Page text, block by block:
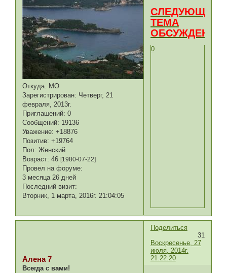
Откуда: МО
Зарегистрирован: Четверг, 21
февраля, 2013г.
Приглашений: 0
Сообщений: 19136
Уважение: +18876
Позитив: +19764
Пол: Женский
Возраст: 46[1980-07-22]
Провел на форуме:
3 месяца 26 дней
Последний визит:
Вторник, 1 марта, 2016г. 21:04:05
СЛЕДУЮЩАЯ
ТЕМА
ОБСУЖДЕНИЯ
0
Поделиться
31
Воскресенье, 27
июля, 2014г.
21:22:20
Алена 7
Всегда с вами!